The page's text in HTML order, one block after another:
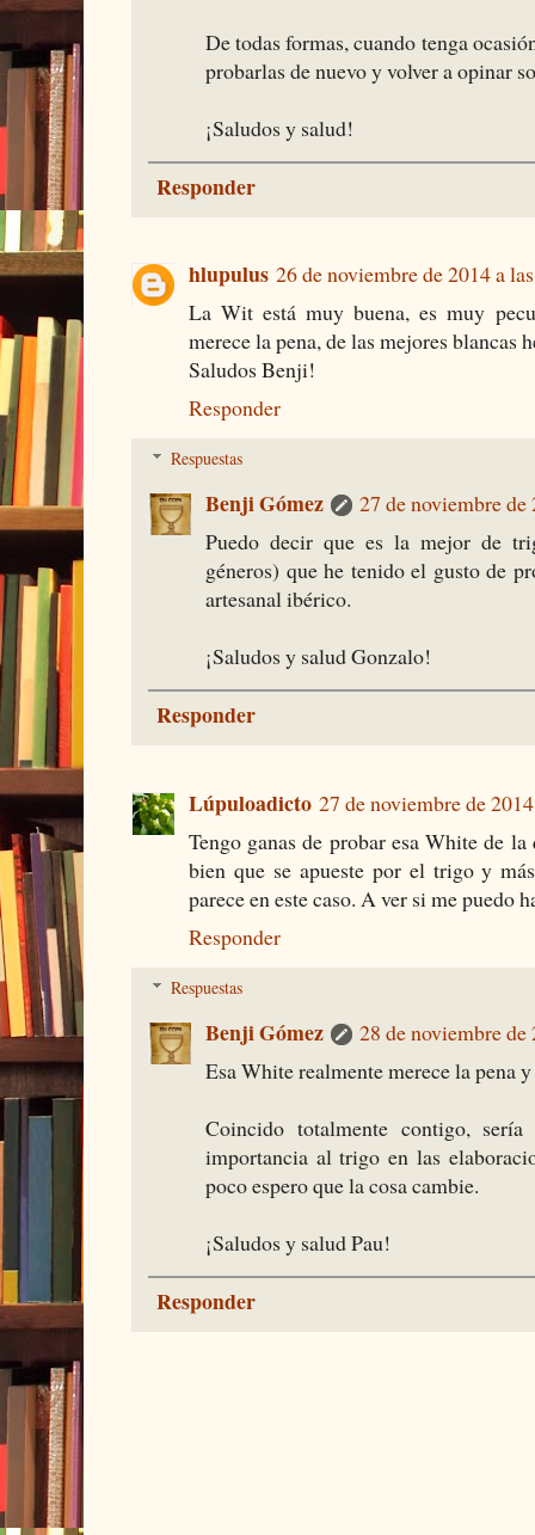
De todas formas, cuando tenga
probarlas de nuevo y volver a opinar
¡Saludos y salud!
Responder
hlupulus 26 de noviembre de 2014 a
La Wit está muy buena, es muy
merece la pena, de las mejores blancas
Saludos Benji!
Responder
Respuestas
Benji Gómez
27 de noviembre de
Puedo decir que es la mejor de
géneros) que he tenido el gusto de
artesanal ibérico.
¡Saludos y salud Gonzalo!
Responder
Lúpuloadicto 27 de noviembre de
Tengo ganas de probar esa White de
bien que se apueste por el trigo y
parece en este caso. A ver si me puedo
Responder
Respuestas
Benji Gómez
28 de noviembre de
Esa White realmente merece la pena
Coincido totalmente contigo,
importancia al trigo en las
poco espero que la cosa cambie.
¡Saludos y salud Pau!
Responder